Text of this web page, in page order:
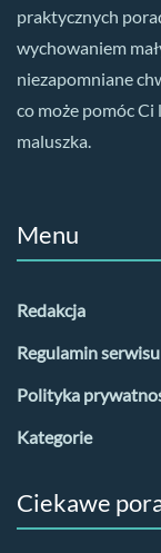
praktycznych
wychowaniem
niezapomniane
co może pomóc
maluszka.
Menu
Redakcja
Regulamin serwisu
Polityka
Kategorie
Ciekawe